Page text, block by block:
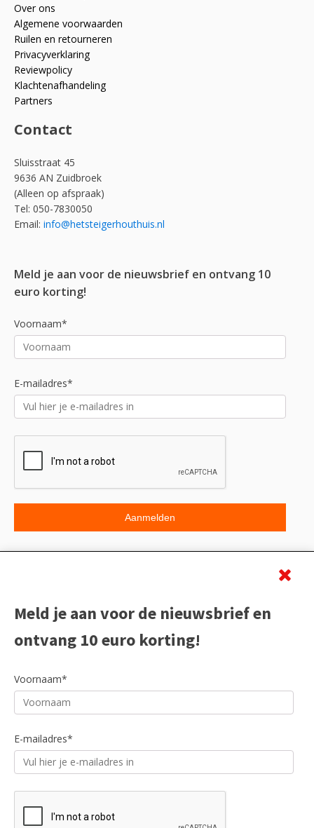
Over ons
Algemene voorwaarden
Ruilen en retourneren
Privacyverklaring
Reviewpolicy
Klachtenafhandeling
Partners
Contact
Sluisstraat 45
9636 AN Zuidbroek
(Alleen op afspraak)
Tel: 050-7830050
Email: info@hetsteigerhouthuis.nl
Meld je aan voor de nieuwsbrief en ontvang 10
euro korting!
Voornaam*
E-mailadres*
Meld je aan voor de nieuwsbrief en
ontvang 10 euro korting!
Voornaam*
E-mailadres*